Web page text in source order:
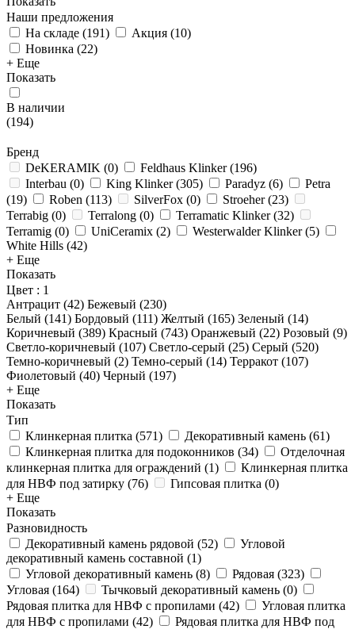
Наши предложения
На складе (191) Акция (10)
Новинка (22)
+ Еще
Показать
В наличии
(194)
Бренд
DeKERAMIK (0) Feldhaus Klinker(196)
Interbau (0) King Klinker(305) Paradyz (6)
Petra
(19) Roben (113) SilverFox (0) Stroeher(23)
Terrabig (0) Terralong (0) Terramatic Klinker(32)
Terramig (0) UniCeramix (2) Westerwalder Klinker(5)
White Hills (42)
+ Еще
Показать
Цвет : 1
Антрацит (42) Бежевый (230)
Белый (141) Бордовый (111) Желтый (165) Зеленый (14)
Коричневый (389) Красный (743) Оранжевый (22) Розовый (9)
Светло-коричневый (107) Светло-серый (25) Серый (520)
Темно-коричневый (2) Темно-серый (14) Терракот (107)
Фиолетовый (40) Черный (197)
+ Еще
Показать
Тип
Клинкерная плитка (571) Декоративный камень (61)
Клинкерная плитка для подоконников (34)
Отделочная
клинкерная плитка для ограждений (1)
Клинкерная плитка
для НВФ под затирку (76) Гипсовая плитка (0)
+ Еще
Показать
Разновидность
Декоративный камень рядовой (52)
Угловой
декоративный камень составной (1)
Угловой декоративный камень (8) Рядовая (323)
Угловая (164) Тычковый декоративный камень (0)
Рядовая плитка для НВФ с пропилами (42)
Угловая плитка
для НВФ с пропилами (42)
Рядовая плитка для НВФ под